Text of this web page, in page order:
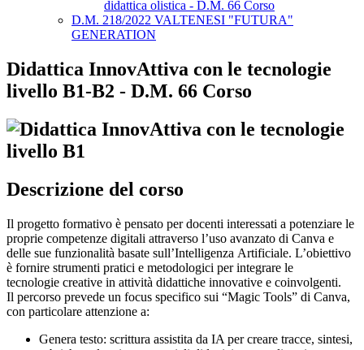
didattica olistica - D.M. 66 Corso
D.M. 218/2022 VALTENESI "FUTURA"
GENERATION
Didattica InnovAttiva con le tecnologie
livello B1-B2 - D.M. 66 Corso
Descrizione del corso
Il progetto formativo è pensato per docenti interessati a potenziare le
proprie competenze digitali attraverso l’uso avanzato di Canva e
delle sue funzionalità basate sull’Intelligenza Artificiale. L’obiettivo
è fornire strumenti pratici e metodologici per integrare le
tecnologie creative in attività didattiche innovative e coinvolgenti.
Il percorso prevede un focus specifico sui “Magic Tools” di Canva,
con particolare attenzione a:
Genera testo: scrittura assistita da IA per creare tracce, sintesi,